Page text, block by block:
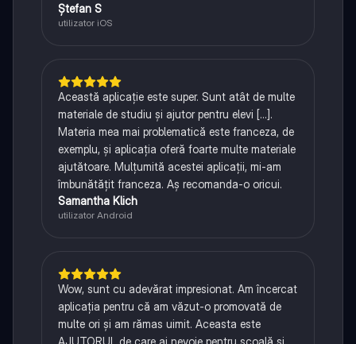
Ștefan S
utilizator iOS
Această aplicație este super. Sunt atât de multe
materiale de studiu și ajutor pentru elevi [...].
Materia mea mai problematică este franceza, de
exemplu, și aplicația oferă foarte multe materiale
ajutătoare. Mulțumită acestei aplicații, mi-am
îmbunătățit franceza. Aș recomanda-o oricui.
Samantha Klich
utilizator Android
Wow, sunt cu adevărat impresionat. Am încercat
aplicația pentru că am văzut-o promovată de
multe ori și am rămas uimit. Aceasta este
AJUTORUL de care ai nevoie pentru școală și,